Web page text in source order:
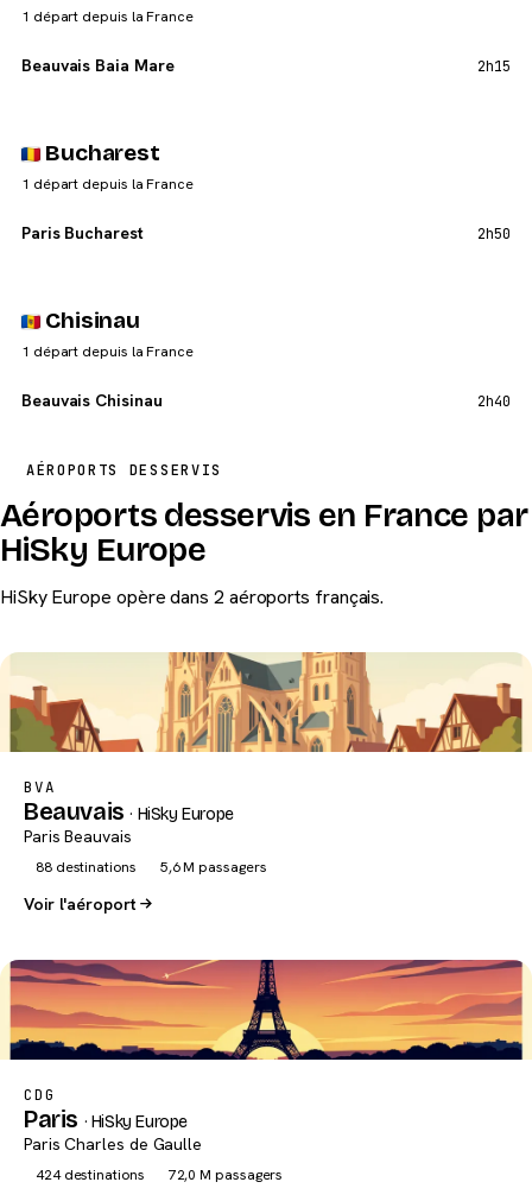
1 départ depuis la France
Beauvais Baia Mare 2h15
Bucharest
1 départ depuis la France
Paris Bucharest 2h50
Chisinau
1 départ depuis la France
Beauvais Chisinau 2h40
AÉROPORTS DESSERVIS
Aéroports desservis en France par
HiSky Europe
HiSky Europe opère dans 2 aéroports français.
BVA
Beauvais· HiSky Europe
Paris Beauvais
88 destinations 5,6 M passagers
Voir l'aéroport
CDG
Paris · HiSky Europe
Paris Charles de Gaulle
424 destinations 72,0 M passagers